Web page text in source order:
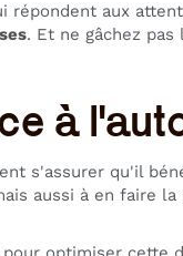
répondent aux
. Et ne gâchez
à
s'assurer qu'il
aussi à en faire